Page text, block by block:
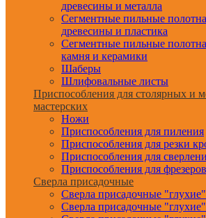
древесины и металла
Сегментные пильные
древесины и пластика
Сегментные пильные
камня и керамики
Шаберы
Шлифовальные листы
Приспособления для столярных и
мастерских
Ножи
Приспособления для пиления
Приспособления для резки
Приспособления для
Приспособления для
Сверла присадочные
Сверла присадочные
Сверла присадочные